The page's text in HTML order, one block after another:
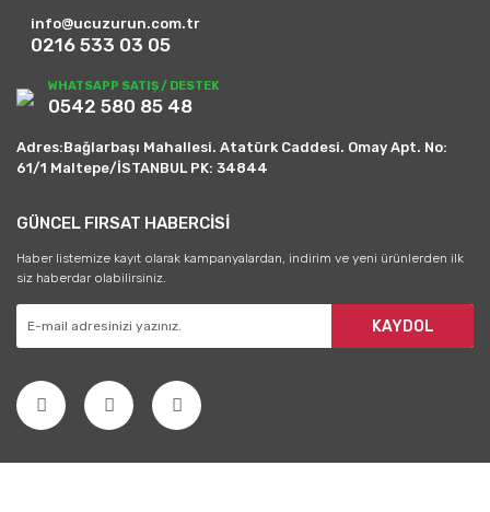
info@ucuzurun.com.tr
0216 533 03 05
WHATSAPP SATIŞ / DESTEK
0542 580 85 48
Adres:Bağlarbaşı Mahallesi. Atatürk Caddesi. Omay Apt. No:
61/1 Maltepe/İSTANBUL PK: 34844
GÜNCEL FIRSAT HABERCİSİ
Haber listemize kayıt olarak kampanyalardan, indirim ve yeni ürünlerden ilk
siz haberdar olabilirsiniz.
KAYDOL